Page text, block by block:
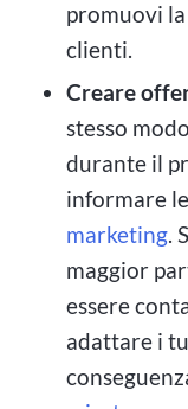
promuovi
clienti.
Creare
stesso
durante il
informare
marketing.
maggior
essere
adattare i